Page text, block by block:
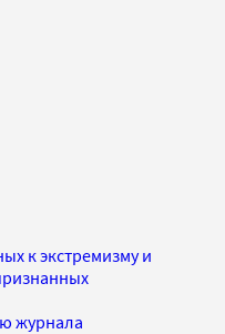
к экстремизму и
журнала